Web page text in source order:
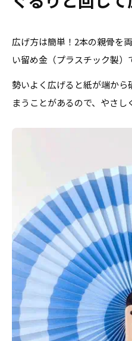
広げ方は簡単！2本の親骨を
い留め金（プラスチック製）
勢いよく広げると紙が端か
まうことがあるので、やさし